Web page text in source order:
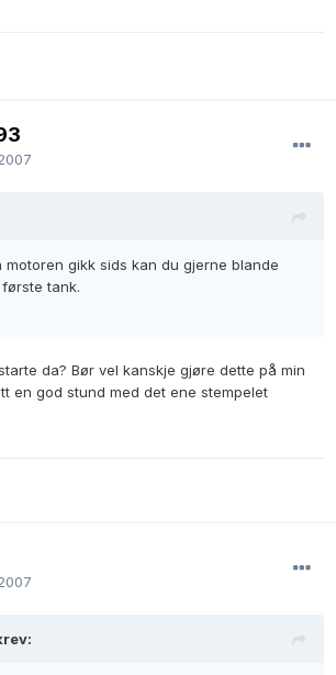
motoren gikk sids kan du gjerne blande
tank.
da? Bør vel kanskje gjøre dette på min
en god stund med det ene stempelet